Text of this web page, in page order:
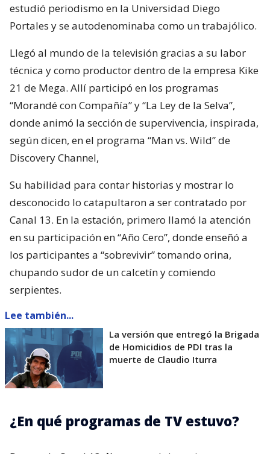
estudió periodismo en la Universidad Diego
Portales y se autodenominaba como un trabajólico.
Llegó al mundo de la televisión gracias a su labor
técnica y como productor dentro de la empresa Kike
21 de Mega. Allí participó en los programas
“Morandé con Compañía” y “La Ley de la Selva”,
donde animó la sección de supervivencia, inspirada,
según dicen, en el programa “Man vs. Wild” de
Discovery Channel,
Su habilidad para contar historias y mostrar lo
desconocido lo catapultaron a ser contratado por
Canal 13. En la estación, primero llamó la atención
en su participación en “Año Cero”, donde enseñó a
los participantes a “sobrevivir” tomando orina,
chupando sudor de un calcetín y comiendo
serpientes.
Lee también...
La versión que entregó la Brigada
de Homicidios de PDI tras la
muerte de Claudio Iturra
¿En qué programas de TV estuvo?